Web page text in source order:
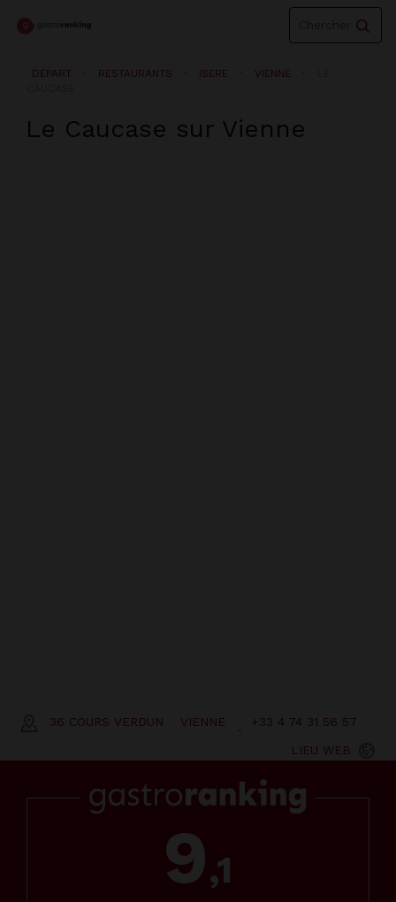
navigation
DÉPART RESTAURANTS ISERE VIENNE
Le Caucase sur Vienne
36 COURS VERDUN VIENNE +33 4 74 31 56 57
LIEU WEB
9,1